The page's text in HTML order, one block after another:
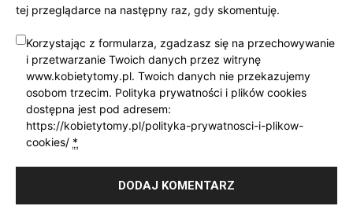
tej przeglądarce na następny raz, gdy skomentuję.
Korzystając z formularza, zgadzasz się na przechowywanie
i przetwarzanie Twoich danych przez witrynę
www.kobietytomy.pl. Twoich danych nie przekazujemy
osobom trzecim. Polityka prywatności i plików cookies
dostępna jest pod adresem:
https://kobietytomy.pl/polityka-prywatnosci-i-plikow-
cookies/ *